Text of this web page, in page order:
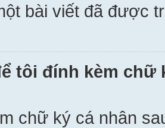
bài viết đã được
tôi đính kèm chữ
chữ ký cá nhân